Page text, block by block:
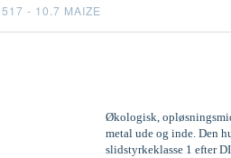
- 10.7 MAIZE
Økologisk,
metal ude og inde. Den
slidstyrkeklasse 1 efter